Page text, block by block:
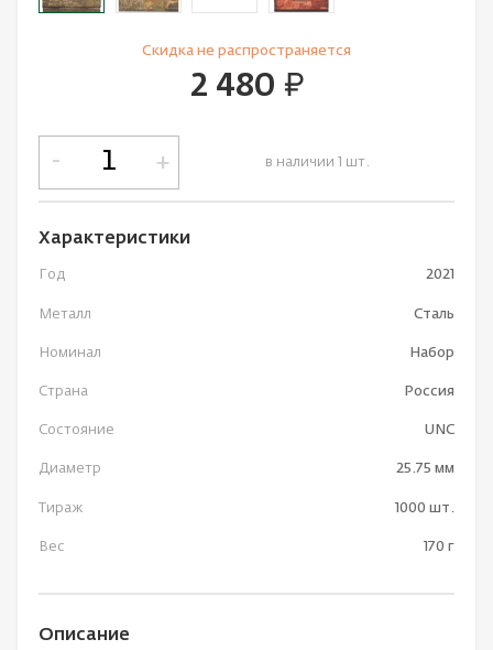
2 480 руб.
в наличии 1 шт.
- +
Cкидка не рaспространяется
Характеристики
Год 2021
Металл Сталь
Номинал Набор
Страна Россия
Состояние UNC
Диаметр 25.75 мм
Тираж 1000 шт.
Вес 170 г
Описание